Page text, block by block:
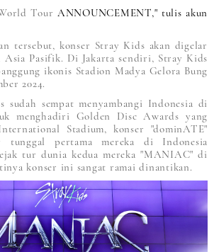
Tour ANNOUNCEMENT," tulis akun
tersebut, konser Stray Kids akan digelar
Pasifik. Di Jakarta sendiri, Stray Kids
ikonis Stadion Madya Gelora Bung
2024.
sudah sempat menyambangi Indonesia di
menghadiri Golden Disc Awards yang
Stadium, konser "dominATE"
tunggal pertama mereka di Indonesia
tur dunia kedua mereka "MANIAC" di
konser ini sangat ramai dinantikan.